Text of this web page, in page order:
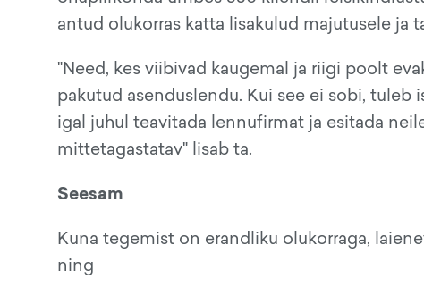
antud olukorras katta lisakulud majutusele ja
"Need, kes viibivad kaugemal ja riigi poolt
pakutud asenduslendu. Kui see ei sobi,
igal juhul teavitada lennufirmat ja esitada
mittetagastatav" lisab ta.
Seesam
Kuna tegemist on erandliku olukorraga,
ning